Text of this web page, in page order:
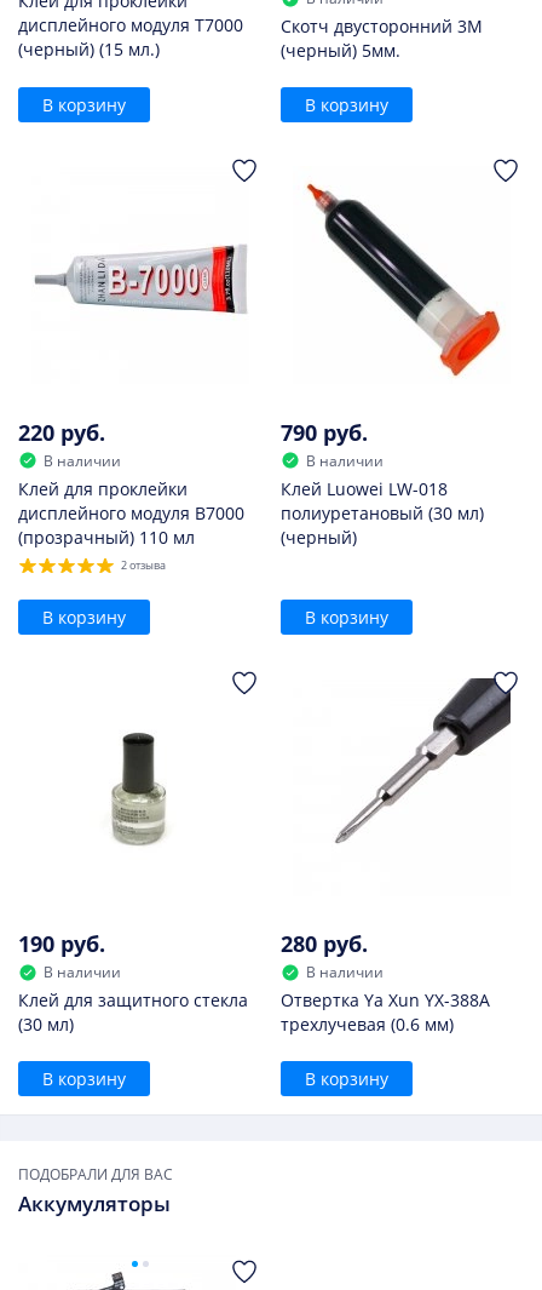
дисплейного модуля T7000
(черный) (15 мл.)
В корзину
Скотч двусторонний 3M
(черный) 5мм.
В корзину
220 руб.
В наличии
Клей для проклейки
дисплейного модуля B7000
(прозрачный) 110 мл
2 отзыва
В корзину
790 руб.
В наличии
Клей Luowei LW-018
полиуретановый (30 мл)
(черный)
В корзину
190 руб.
В наличии
Клей для защитного стекла
(30 мл)
В корзину
280 руб.
В наличии
Отвертка Ya Xun YX-388A
трехлучевая (0.6 мм)
В корзину
ПОДОБРАЛИ ДЛЯ ВАС
Аккумуляторы